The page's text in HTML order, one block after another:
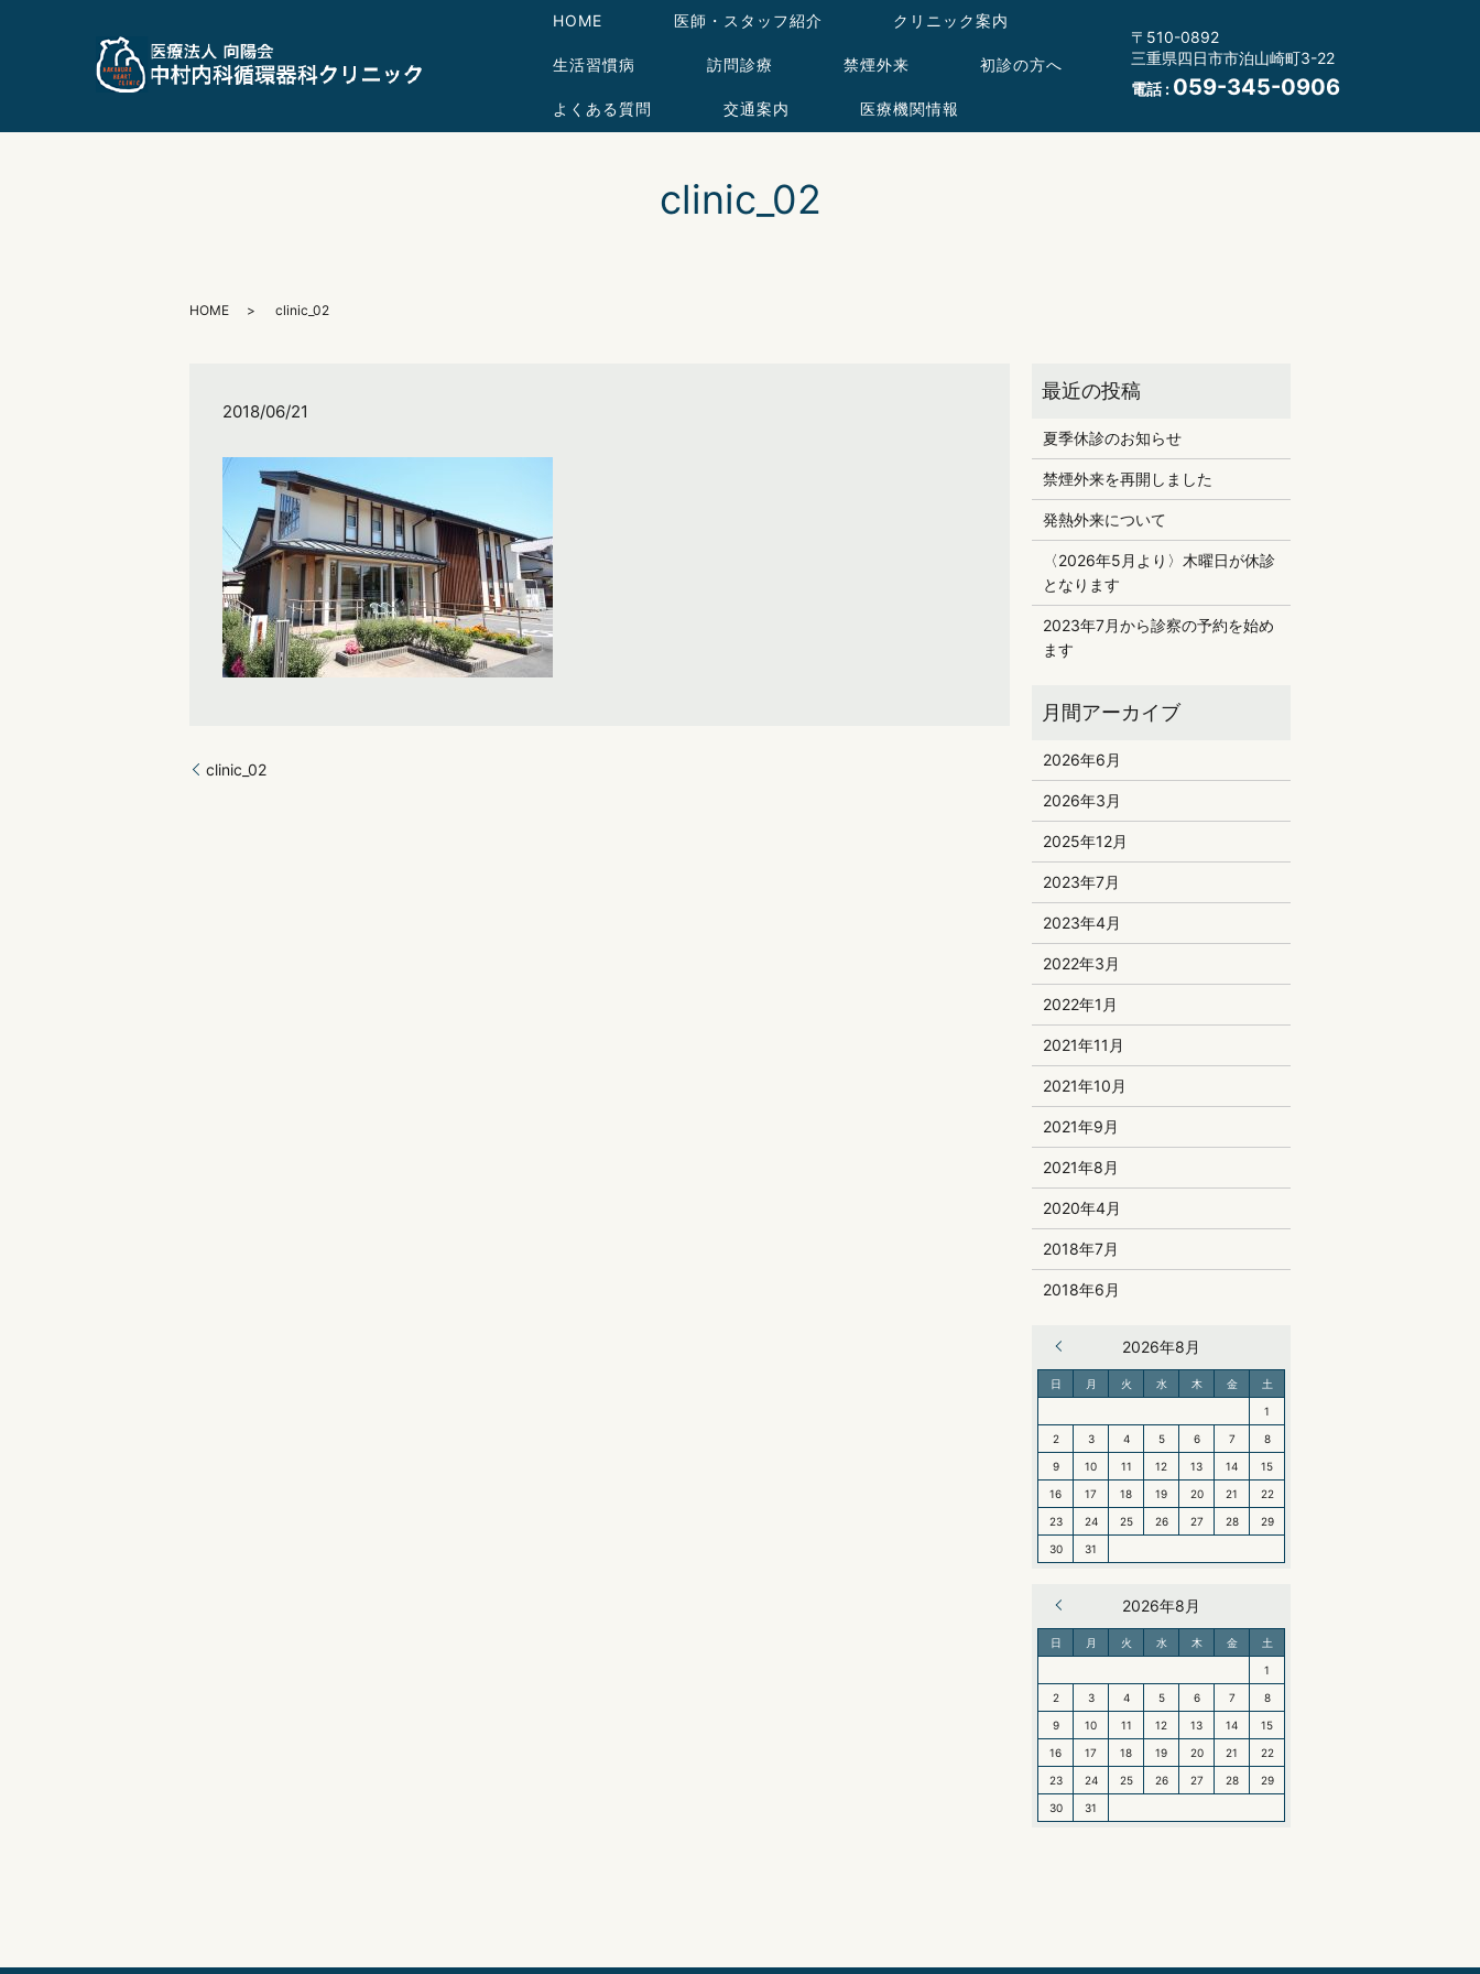
HOME 医師・スタッフ紹介 クリニック案内
生活習慣病 訪問診療 禁煙外来 初診の方へ
よくある質問 交通案内 医療機関情報
〒510-0892
三重県四日市市泊山崎町3-22
電話 : 059-345-0906
clinic_02
HOME clinic_02
2018/06/21
clinic_02
夏季休診のお知らせ
禁煙外来を再開しました
発熱外来について
〈2026年5月より〉木曜日が休診
となります
2023年7月から診察の予約を始め
ます
2026年6月
2026年3月
2025年12月
2023年7月
2023年4月
2022年3月
2022年1月
2021年11月
2021年10月
2021年9月
2021年8月
2020年4月
2018年7月
2018年6月
2026年8月
日 月 火 水 木 金 土
1
2 3 4 5 6 7 8
9 10 11 12 13 14 15
16 17 18 19 20 21 22
23 24 25 26 27 28 29
30 31
2026年8月
日 月 火 水 木 金 土
1
2 3 4 5 6 7 8
9 10 11 12 13 14 15
16 17 18 19 20 21 22
23 24 25 26 27 28 29
30 31